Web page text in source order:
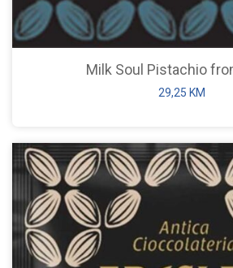
Milk Soul Pistachio
29,25 KM